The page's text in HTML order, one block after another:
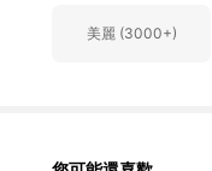
美麗 (3000+)